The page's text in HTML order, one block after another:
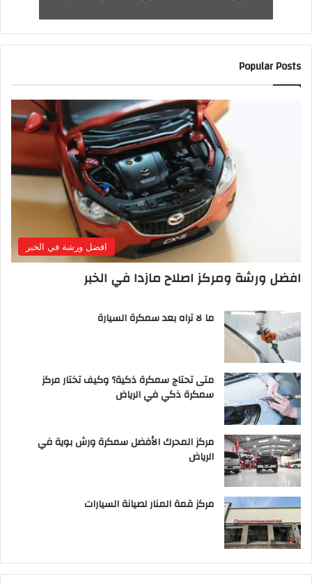
Popular Posts
افضل ورشة في الخبر
افضل ورشة ومركز اصلاح مازدا في الخبر
ما لا تراه بعد سمكرة السيارة
متى تحتاج سمكرة ذكية؟ وكيف تختار مركز
سمكرة ذكي في الرياض
مركز المحرك الأفضل سمكرة ورش بوية في
الرياض
مركز قمة المنار لصيانة السيارات